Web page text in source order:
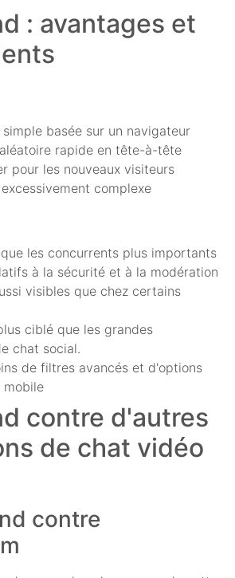
: avantages et
basée sur un navigateur
rapide en tête-à-tête
pour les nouveaux visiteurs
complexe
les concurrents plus importants
à la sécurité et à la modération
visibles que chez certains
ciblé que les grandes
chat social.
de filtres avancés et d'options
mobile
contre d'autres
de chat vidéo
contre